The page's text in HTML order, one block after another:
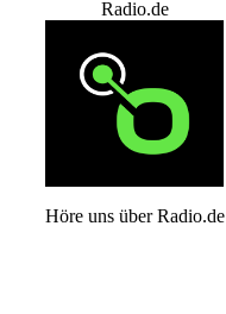
Radio.de
Höre uns über Radio.de